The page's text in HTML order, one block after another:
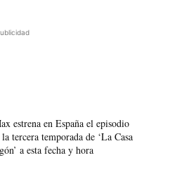
estrena en España el episodio
tercera temporada de ‘La Casa
a esta fecha y hora